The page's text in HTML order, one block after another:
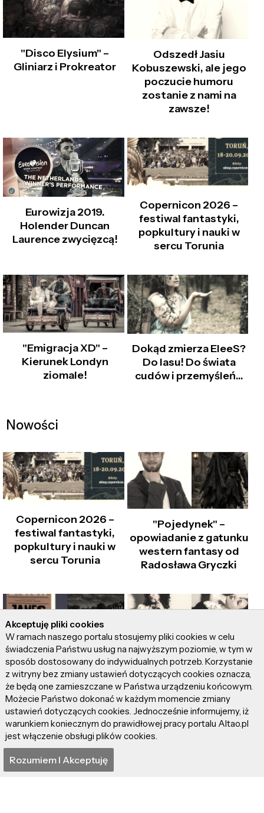
"Disco Elysium" –
Gliniarz i Prokreator
Odszedł Jasiu
Kobuszewski, ale jego
poczucie humoru
zostanie z nami na
zawsze!
Eurowizja 2019.
Holender Duncan
Laurence zwycięzcą!
Copernicon 2026 –
festiwal fantastyki,
popkultury i nauki w
sercu Torunia
"Emigracja XD" –
Kierunek Londyn
ziomale!
Dokąd zmierza EleeS?
Do lasu! Do świata
cudów i przemyśleń...
Nowości
Copernicon 2026 –
festiwal fantastyki,
popkultury i nauki w
sercu Torunia
"Pojedynek" –
opowiadanie z gatunku
western fantasy od
Radosława Gryczki
"James" – niewolnik,
który chciał być
Człowiekiem!
DARUJ SOBIE i
posłuchaj
najnowszego singla
Natalii MOT
Akceptuję pliki cookies
W ramach naszego portalu stosujemy pliki cookies w celu
świadczenia Państwu usług na najwyższym poziomie, w tym w
sposób dostosowany do indywidualnych potrzeb. Korzystanie
z witryny bez zmiany ustawień dotyczących cookies oznacza,
że będą one zamieszczane w Państwa urządzeniu końcowym.
Możecie Państwo dokonać w każdym momencie zmiany
ustawień dotyczących cookies. Jednocześnie informujemy, iż
warunkiem koniecznym do prawidłowej pracy portalu Altao.pl
jest włączenie obsługi plików cookies.
Rozumiem I Akceptuję